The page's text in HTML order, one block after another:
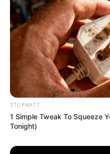
She Chose To Remove
Look At Her Now
BUZZ DAY
STOPWATT
1 Simple Tweak To Squeeze
Tonight)